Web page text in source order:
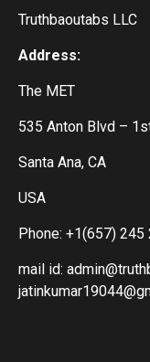
Truthbaoutabs LLC
Address:
The MET
535 Anton Blvd –
Santa Ana, CA
USA
Phone: +1(657) 245
mail id: